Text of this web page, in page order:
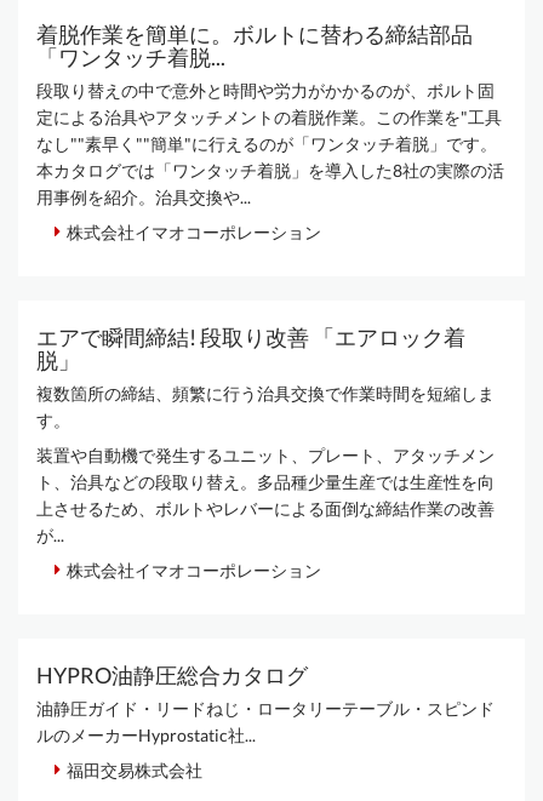
着脱作業を簡単に。ボルトに替わる締結部品
「ワンタッチ着脱...
段取り替えの中で意外と時間や労力がかかるのが、ボルト固
定による治具やアタッチメントの着脱作業。この作業を"工具
なし""素早く""簡単"に行えるのが「ワンタッチ着脱」です。
本カタログでは「ワンタッチ着脱」を導入した8社の実際の活
用事例を紹介。治具交換や...
株式会社イマオコーポレーション
エアで瞬間締結! 段取り改善 「エアロック着
脱」
複数箇所の締結、頻繁に行う治具交換で作業時間を短縮しま
す。
装置や自動機で発生するユニット、プレート、アタッチメン
ト、治具などの段取り替え。多品種少量生産では生産性を向
上させるため、ボルトやレバーによる面倒な締結作業の改善
が...
株式会社イマオコーポレーション
HYPRO油静圧総合カタログ
油静圧ガイド・リードねじ・ロータリーテーブル・スピンド
ルのメーカーHyprostatic社...
福田交易株式会社